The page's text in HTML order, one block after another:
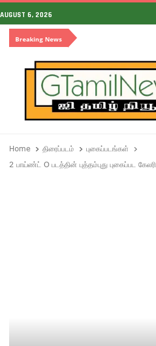
AUGUST 6, 2026
Breaking News
Home திரைப்படம்
புகைப்படங்கள்
2 பாய்ண்ட் O படத்தின் புத்தம்புது புகைப்பட கேலரி